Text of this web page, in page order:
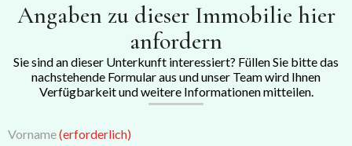
Angaben zu dieser Immobilie hier
anfordern
Sie sind an dieser Unterkunft interessiert? Füllen Sie bitte das
nachstehende Formular aus und unser Team wird Ihnen
Verfügbarkeit und weitere Informationen mitteilen.
Vorname(erforderlich)